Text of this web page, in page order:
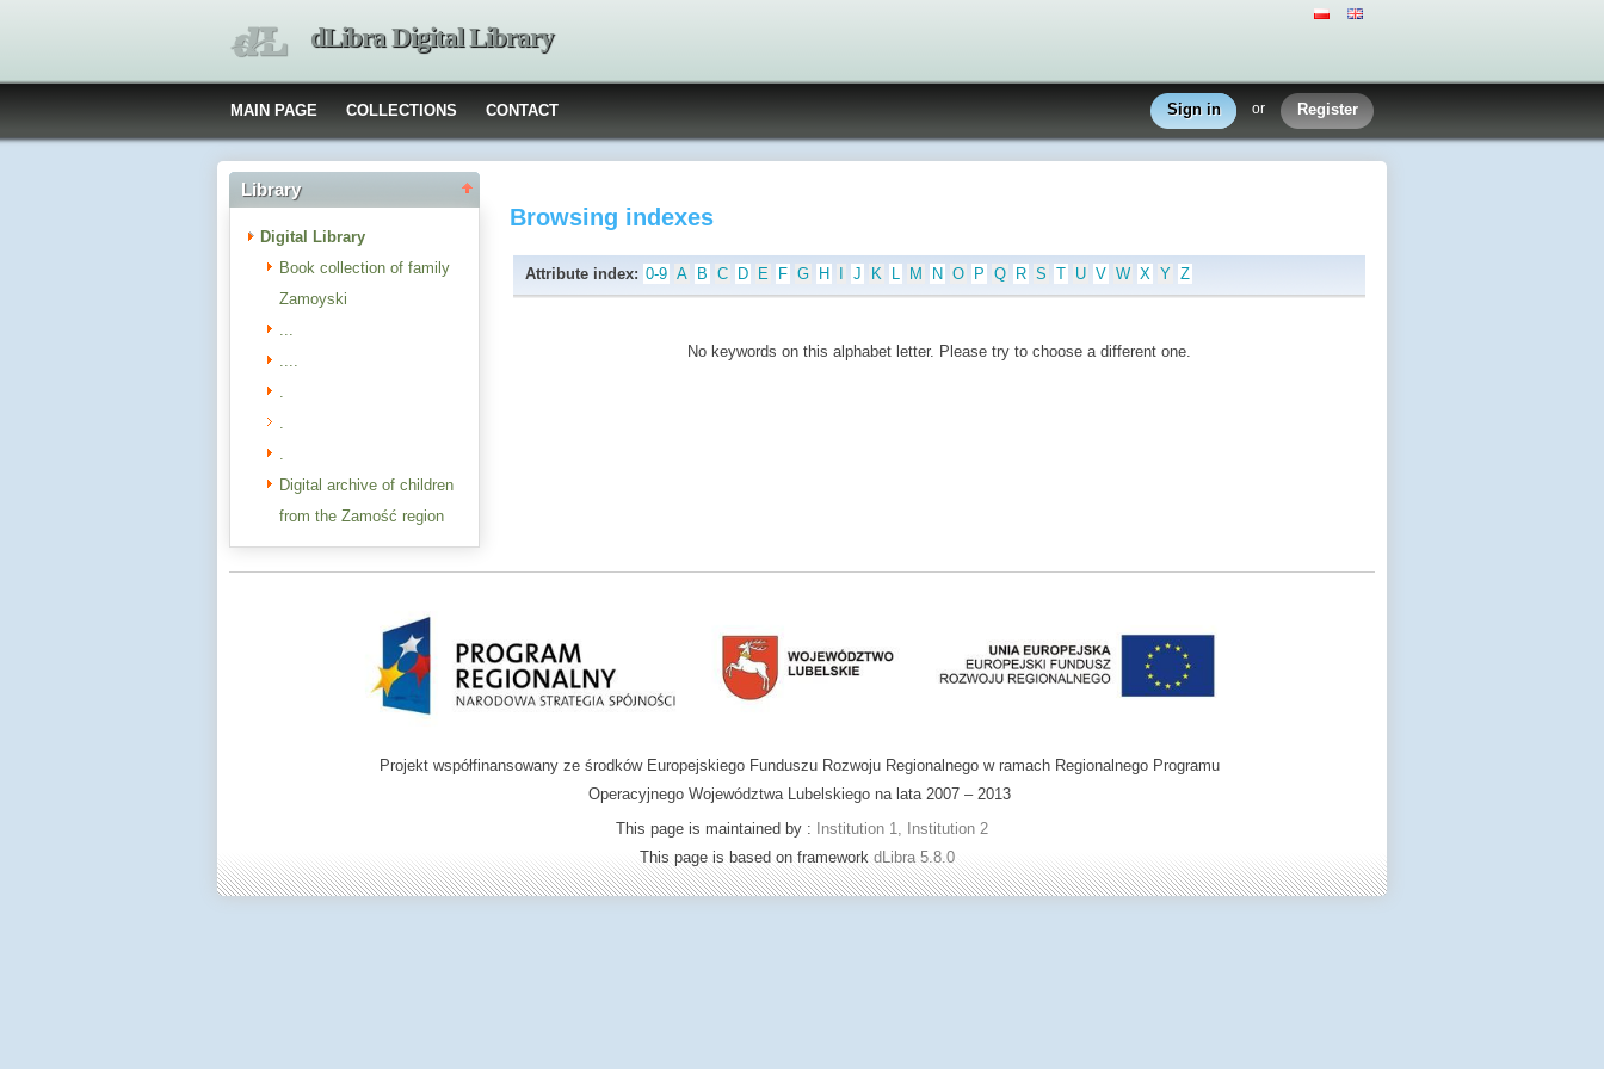
dLibra Digital Library
MAIN PAGE COLLECTIONS CONTACT Sign in or Register
Library
Digital Library
Book collection of family
Zamoyski
...
....
.
.
.
Digital archive of children
from the Zamość region
Browsing indexes
Attribute index: 0-9 A B C D E F G H J K L M N O P Q R S T U V W X Y Z
No keywords on this alphabet letter. Please try to choose a different one.
Projekt współfinansowany ze środków Europejskiego Funduszu Rozwoju Regionalnego w ramach Regionalnego Programu
Operacyjnego Województwa Lubelskiego na lata 2007 – 2013
This page is maintained by : Institution 1, Institution 2
This page is based on framework dLibra 5.8.0